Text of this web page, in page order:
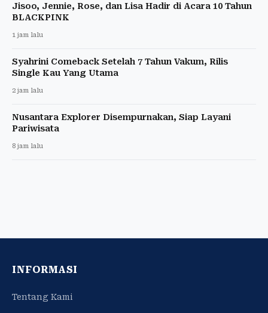
Jisoo, Jennie, Rose, dan Lisa Hadir di Acara 10 Tahun
BLACKPINK
1 jam lalu
Syahrini Comeback Setelah 7 Tahun Vakum, Rilis
Single Kau Yang Utama
2 jam lalu
Nusantara Explorer Disempurnakan, Siap Layani
Pariwisata
8 jam lalu
INFORMASI
Tentang Kami